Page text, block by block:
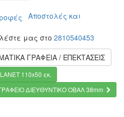
Αποστολές και
μας στο 2810540453
ΓΡΑΦΕΙΑ / ΕΠΕΚΤΑΣΕΙΣ
110x50 εκ.
ΔΙΕΥΘΥΝΤΙΚΟ ΟΒΑΛ 38mm